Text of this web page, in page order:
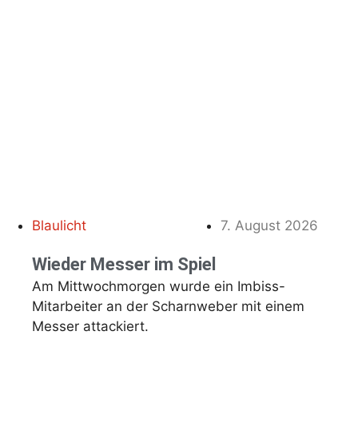
7. August 2026
Blaulicht
Wieder Messer im Spiel
Am Mittwochmorgen wurde ein Imbiss-
Mitarbeiter an der Scharnweber mit einem
Messer attackiert.